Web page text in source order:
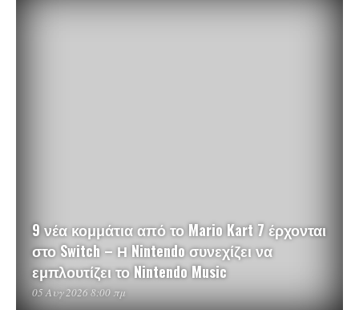
9 νέα κομμάτια από το Mario Kart 7 έρχονται
στο Switch – Η Nintendo συνεχίζει να
εμπλουτίζει το Nintendo Music
05 Αυγ 2026 8:00 πμ